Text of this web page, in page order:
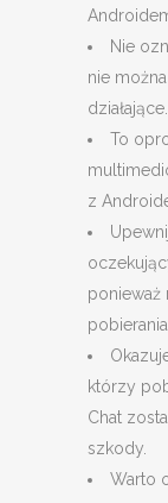
Nie
nie
działające.
To
z
którzy
Chat
szkody.
Warto